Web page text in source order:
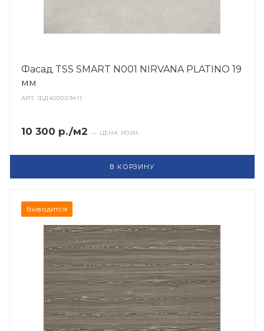
Фасад TSS SMART N001 NIRVANA PLATINO 19
мм
АРТ.ФД400029411
10 300 р./м2 — ЦЕНА РОЗН.
В КОРЗИНУ
Выводится